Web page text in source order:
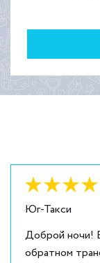
Юг-Такси
Оценка: 4
Доброй ночи!
обратном